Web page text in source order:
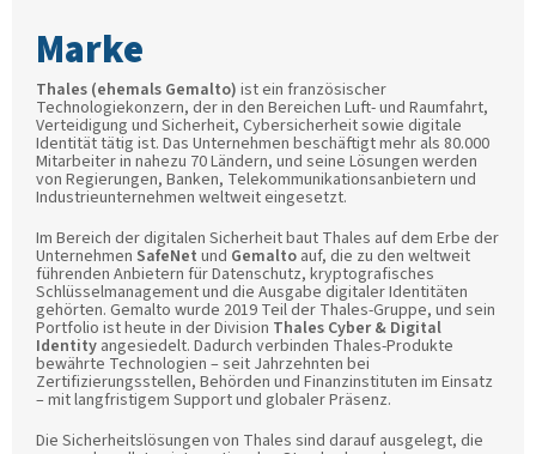
Thales (ehemals Gemalto) ist ein französischer
Technologiekonzern, der in den Bereichen Luft- und Raumfahrt,
Verteidigung und Sicherheit, Cybersicherheit sowie digitale
Identität tätig ist. Das Unternehmen beschäftigt mehr als 80.000
Mitarbeiter in nahezu 70 Ländern, und seine Lösungen werden
von Regierungen, Banken, Telekommunikationsanbietern und
Industrieunternehmen weltweit eingesetzt.
Im Bereich der digitalen Sicherheit baut Thales auf dem Erbe der
Unternehmen SafeNet und Gemalto auf, die zu den weltweit
führenden Anbietern für Datenschutz, kryptografisches
Schlüsselmanagement und die Ausgabe digitaler Identitäten
gehörten. Gemalto wurde 2019 Teil der Thales-Gruppe, und sein
Portfolio ist heute in der Division Thales Cyber & Digital
Identity angesiedelt. Dadurch verbinden Thales-Produkte
bewährte Technologien – seit Jahrzehnten bei
Zertifizierungsstellen, Behörden und Finanzinstituten im Einsatz
– mit langfristigem Support und globaler Präsenz.
Die Sicherheitslösungen von Thales sind darauf ausgelegt, die